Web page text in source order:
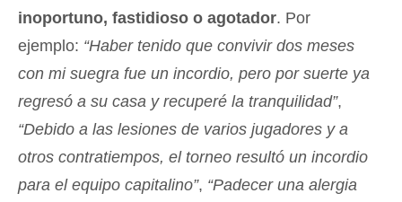
inoportuno, fastidioso o agotador. Por
ejemplo: “Haber tenido que convivir dos meses
con mi suegra fue un incordio, pero por suerte ya
regresó a su casa y recuperé la tranquilidad”,
“Debido a las lesiones de varios jugadores y a
otros contratiempos, el torneo resultó un incordio
para el equipo capitalino”, “Padecer una alergia